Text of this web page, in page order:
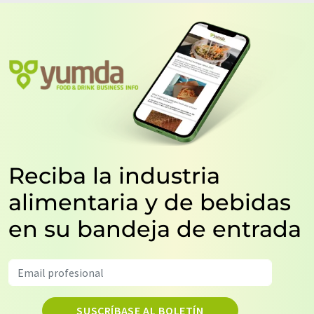
Reciba la industria
alimentaria y de bebidas
en su bandeja de entrada
SUSCRÍBASE AL BOLETÍN